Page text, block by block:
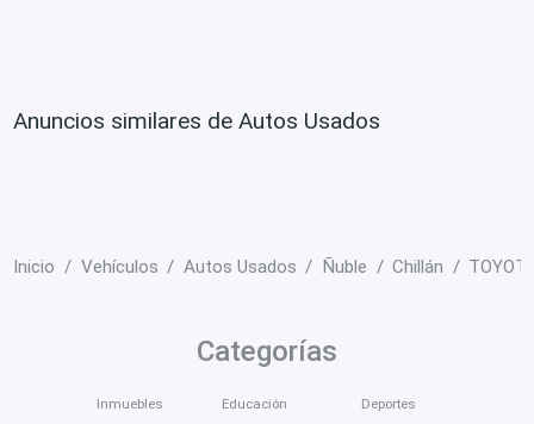
Anuncios similares de Autos Usados
Inicio Vehículos Autos Usados Ñuble Chillán
Categorías
Inmuebles Educación Deportes